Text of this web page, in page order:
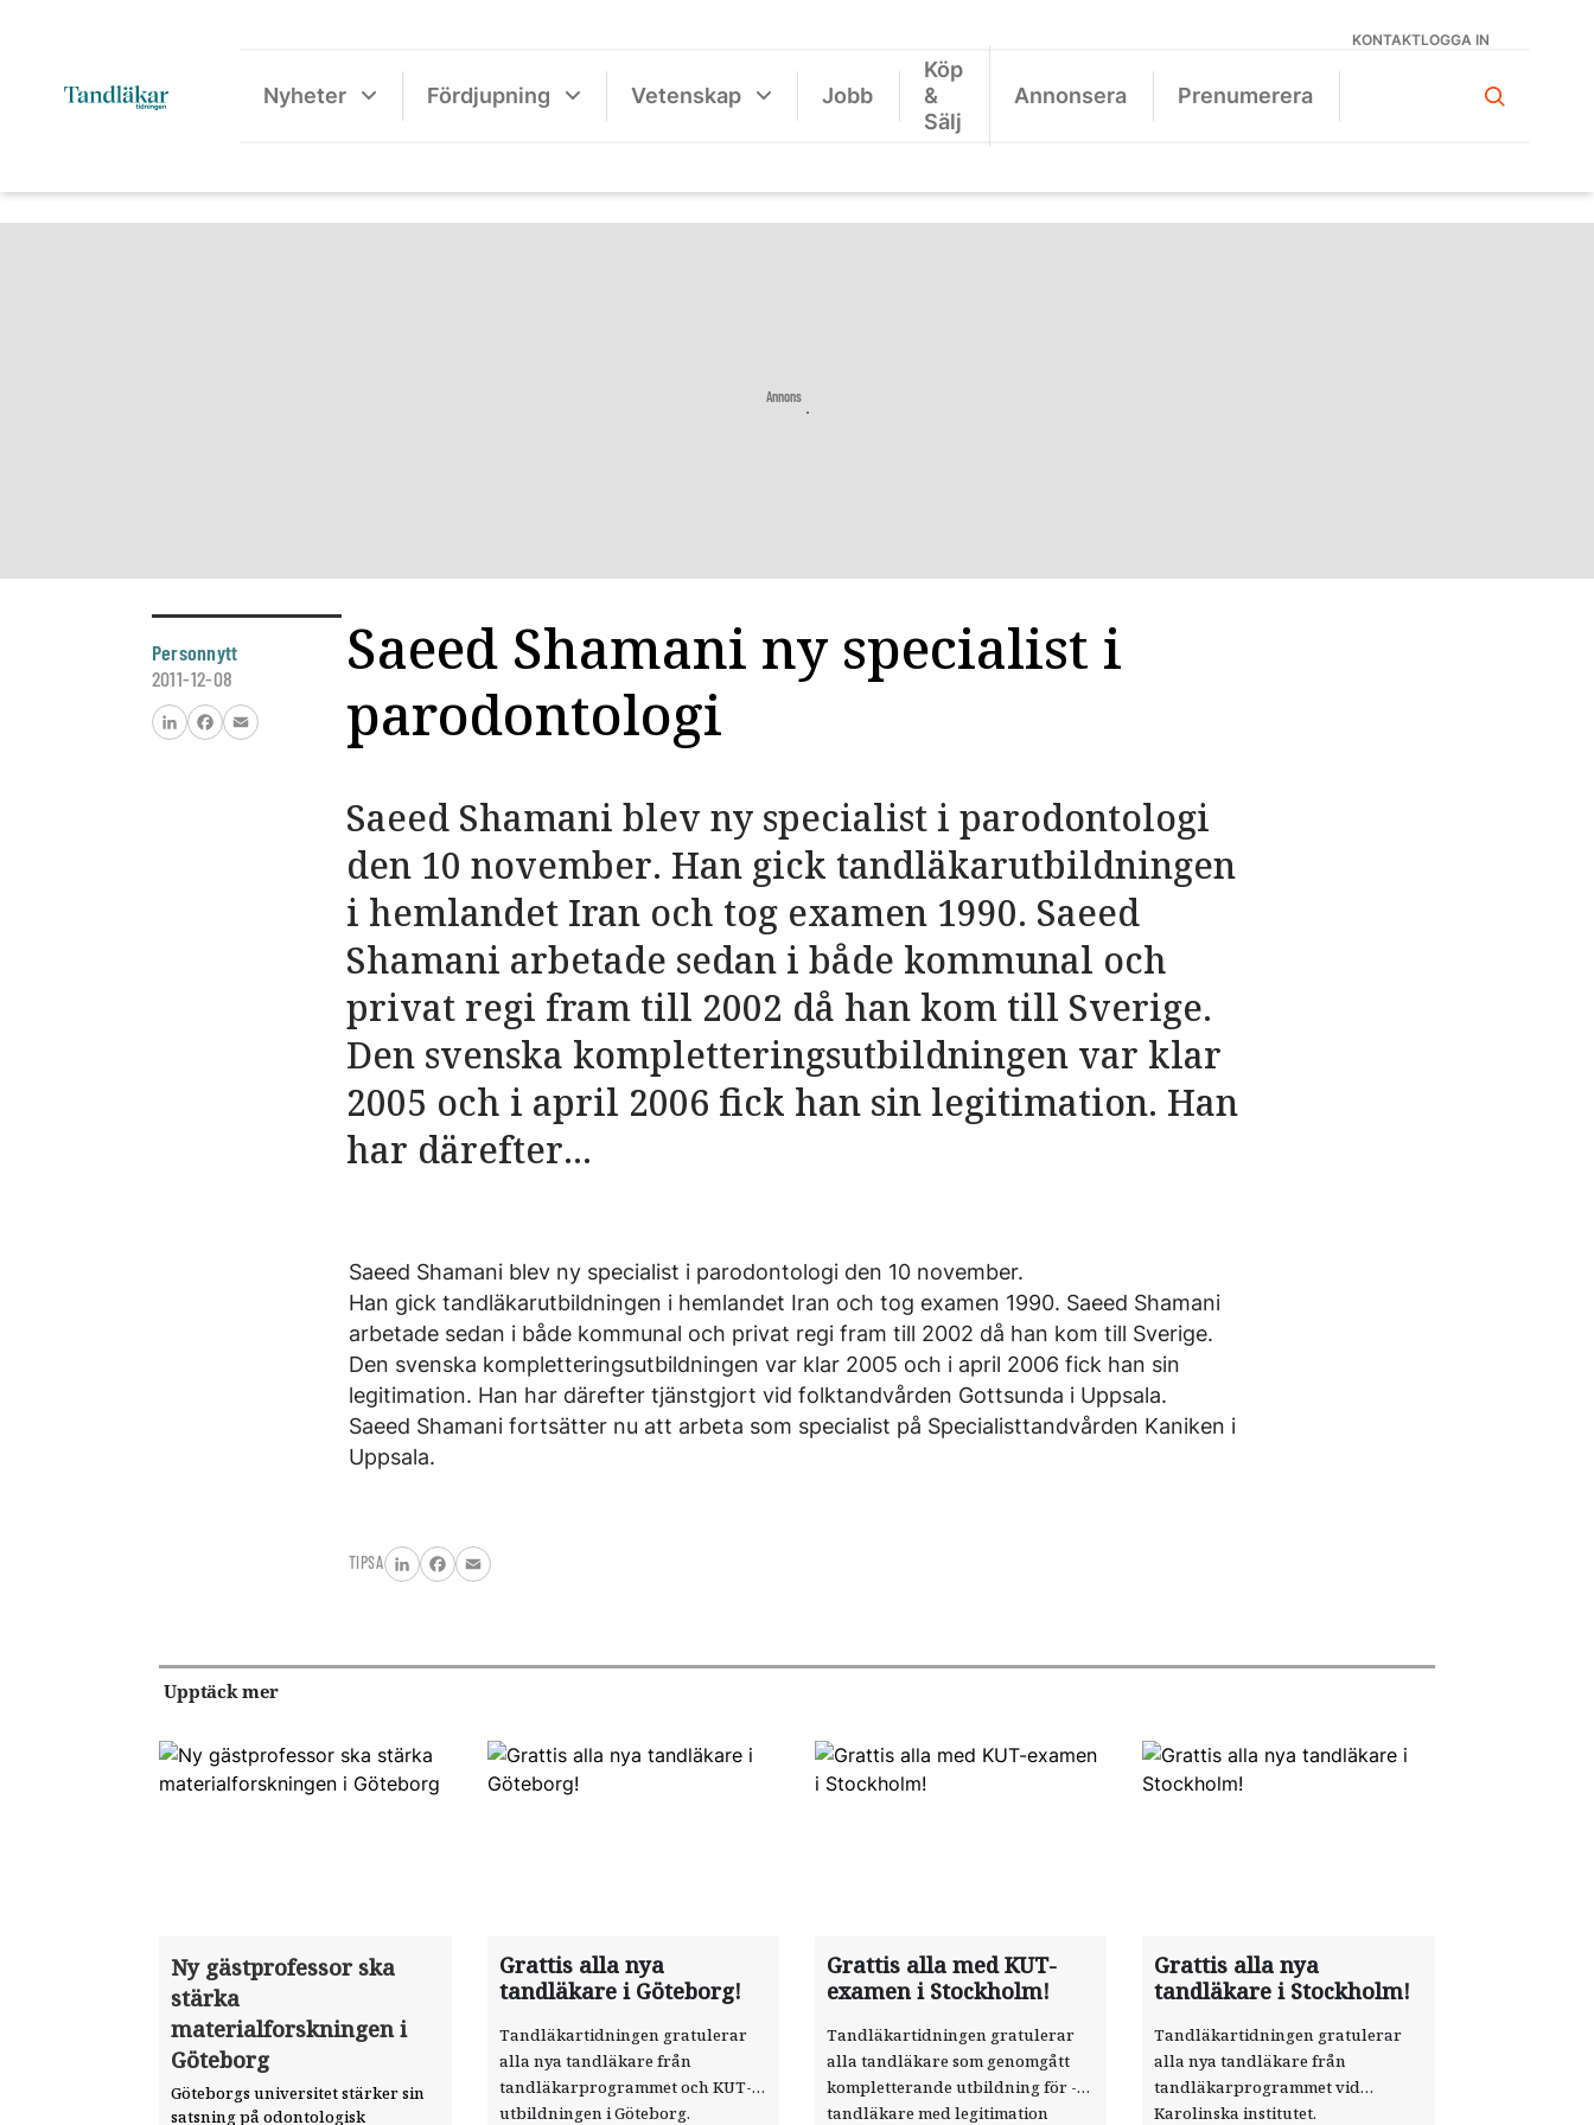
KONTAKTLOGGA IN
Nyheter Fördjupning Vetenskap Jobb
Köp
&
Sälj
Annonsera Prenumerera
Annons
Personnytt
2011-12-08
FacebookEmail
Saeed Shamani ny specialist i
parodontologi
Saeed Shamani blev ny specialist i parodontologi
den 10 november. Han gick tandläkarutbildningen
i hemlandet Iran och tog examen 1990. Saeed
Shamani arbetade sedan i både kommunal och
privat regi fram till 2002 då han kom till Sverige.
Den svenska kompletteringsutbildningen var klar
2005 och i april 2006 fick han sin legitimation. Han
har därefter...
Saeed Shamani blev ny specialist i parodontologi den 10 november.
Han gick tandläkarutbildningen i hemlandet Iran och tog examen 1990. Saeed Shamani
arbetade sedan i både kommunal och privat regi fram till 2002 då han kom till Sverige.
Den svenska kompletteringsutbildningen var klar 2005 och i april 2006 fick han sin
legitimation. Han har därefter tjänstgjort vid folktandvården Gottsunda i Uppsala.
Saeed Shamani fortsätter nu att arbeta som specialist på Specialisttandvården Kaniken i
Uppsala.
TIPSA
LinkedInFacebook
Email
Upptäck mer
Ny gästprofessor ska
stärka
materialforskningen i
Göteborg
Göteborgs universitet stärker sin
satsning på odontologisk
Grattis alla nya
tandläkare i Göteborg!
Tandläkartidningen gratulerar
alla nya tandläkare från
tandläkarprogrammet och KUT-
utbildningen i Göteborg.
Grattis alla med KUT-
examen i Stockholm!
Tandläkartidningen gratulerar
alla tandläkare som genomgått
kompletterande ­utbildning för ­
tandläkare med legitimation
Grattis alla nya
tandläkare i Stockholm!
Tandläkartidningen gratulerar
alla nya tandläkare från
tandläkarprogrammet vid
Karolinska institutet.